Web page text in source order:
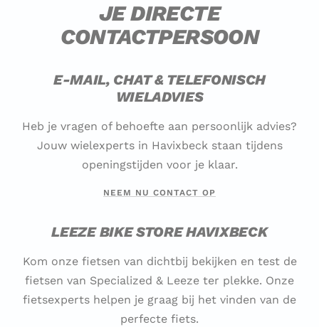
JE DIRECTE
CONTACTPERSOON
E-MAIL, CHAT & TELEFONISCH
WIELADVIES
Heb je vragen of behoefte aan persoonlijk advies?
Jouw wielexperts in Havixbeck staan tijdens
openingstijden voor je klaar.
NEEM NU CONTACT OP
LEEZE BIKE STORE HAVIXBECK
Kom onze fietsen van dichtbij bekijken en test de
fietsen van Specialized & Leeze ter plekke. Onze
fietsexperts helpen je graag bij het vinden van de
perfecte fiets.